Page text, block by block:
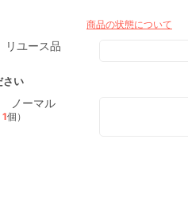
商品の状態について
リユース品
さい
ノーマル
1個）